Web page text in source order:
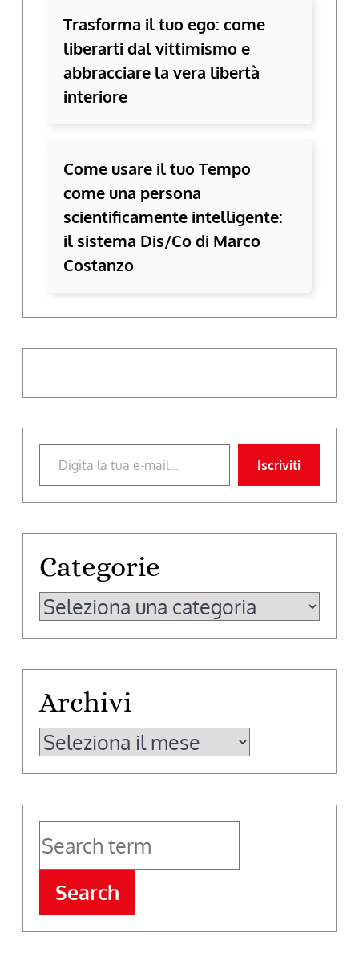
Trasforma il tuo ego: come
liberarti dal vittimismo e
abbracciare la vera libertà
interiore
Come usare il tuo Tempo
come una persona
scientificamente intelligente:
il sistema Dis/Co di Marco
Costanzo
Digita la tua e-mail...
Iscriviti
Categorie
Categorie
Archivi
Archivi
Search